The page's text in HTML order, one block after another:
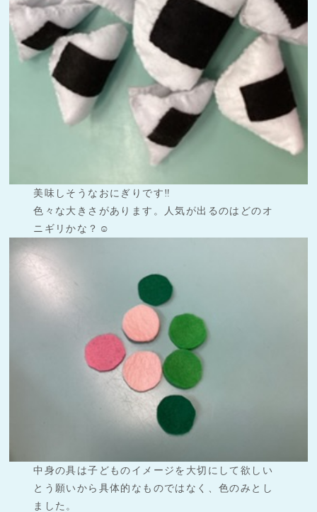
美味しそうなおにぎりです‼︎
色々な大きさがあります。人気が出るのはどのオ
ニギリかな？☺︎
中身の具は子どものイメージを大切にして欲しい
とう願いから具体的なものではなく、色のみとし
ました。